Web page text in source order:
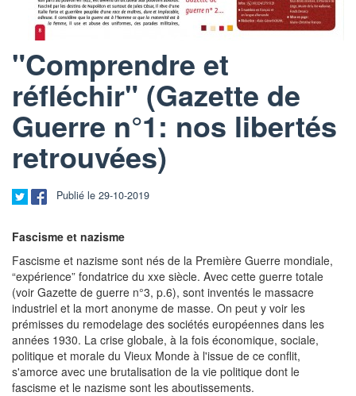
"Comprendre et
réfléchir" (Gazette de
Guerre n°1: nos libertés
retrouvées)
Publié le 29-10-2019
Fascisme et nazisme
Fascisme et nazisme sont nés de la Première Guerre mondiale,
“expérience” fondatrice du xxe siècle. Avec cette guerre totale
(voir Gazette de guerre n°3, p.6), sont inventés le massacre
industriel et la mort anonyme de masse. On peut y voir les
prémisses du remodelage des sociétés européennes dans les
années 1930. La crise globale, à la fois économique, sociale,
politique et morale du Vieux Monde à l'issue de ce conflit,
s'amorce avec une brutalisation de la vie politique dont le
fascisme et le nazisme sont les aboutissements.